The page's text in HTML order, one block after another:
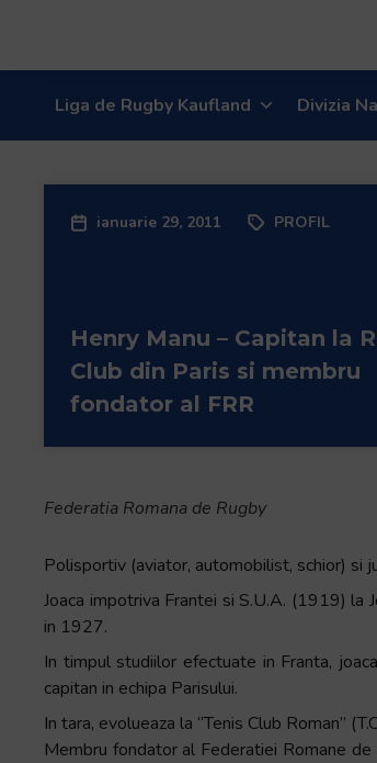
All
Accessibility
Accessibility
shortcut
activates
screen
reader
Liga de Rugby Kaufland Divizia
ianuarie 29, 2011 PROFIL
Henry Manu – Capitan la
Club din Paris si membru
fondator al FRR
Federatia Romana de Rugby
Polisportiv (aviator, automobilist, schior) si
Joaca impotriva Frantei si S.U.A. (1919) la
in 1927.
In timpul studiilor efectuate in Franta,
capitan in echipa Parisului.
In tara, evolueaza la “Tenis Club Roman”
Membru fondator al Federatiei Romane